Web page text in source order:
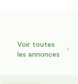
Voir toutes
les annonces